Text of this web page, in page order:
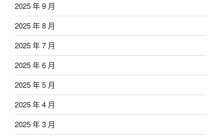
2025 年 9 月
2025 年 8 月
2025 年 7 月
2025 年 6 月
2025 年 5 月
2025 年 4 月
2025 年 3 月